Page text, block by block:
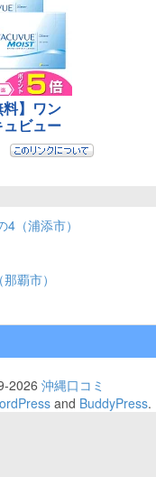
（浦添市）
覇市）
2026 沖縄口コミ
and BuddyPress.